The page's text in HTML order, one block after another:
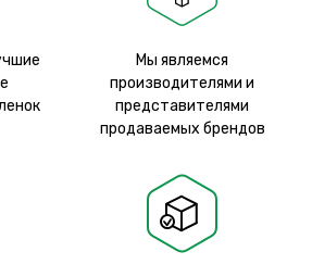
Мы являемся
производителями и
представителями
продаваемых брендов